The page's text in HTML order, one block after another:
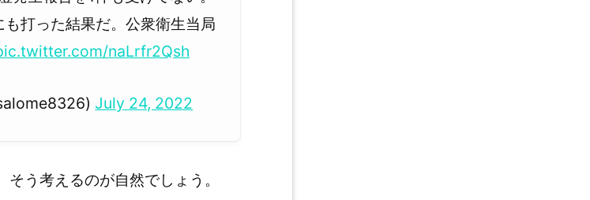
も打った結果だ。公衆衛生当局
naLrfr2Qsh
July 24, 2022
う考えるのが自然でしょう。